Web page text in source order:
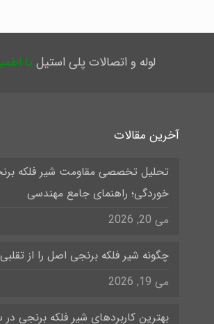
لوله و اتصالات پلی استیل با
آخرین مقالات
تحلیل تخصصی مقاومت شیر فلکه
خوردگی؛ راهنمای جامع مهندسی
می 20, 2026
چگونه شیر فلکه برنجی اصل را از
می 19, 2026
بهترین کاربردهای شیر فلکه برنجی